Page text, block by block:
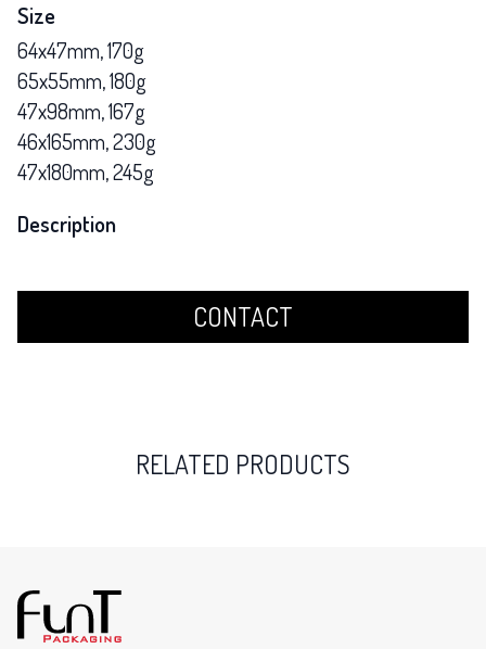
Size
64x47mm, 170g
65x55mm, 180g
47x98mm, 167g
46x165mm, 230g
47x180mm, 245g
Description
CONTACT
RELATED PRODUCTS